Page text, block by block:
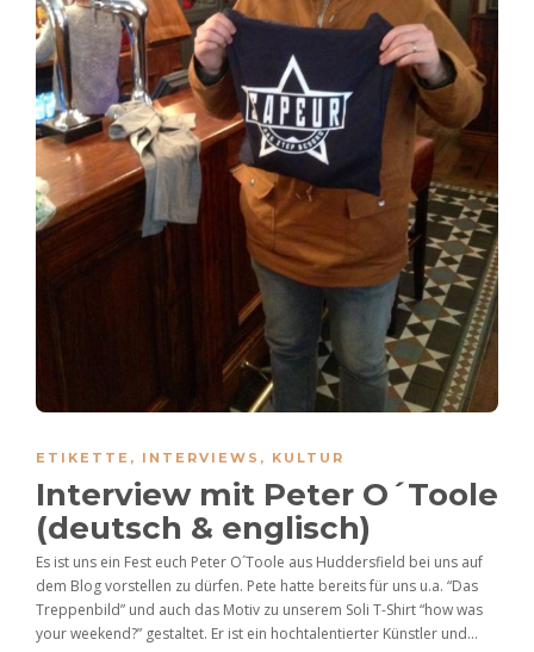
ETIKETTE , INTERVIEWS , KULTUR
Interview mit Peter O´Toole
(deutsch & englisch)
Es ist uns ein Fest euch Peter O´Toole aus Huddersfield bei uns auf
dem Blog vorstellen zu dürfen. Pete hatte bereits für uns u.a. “Das
Treppenbild” und auch das Motiv zu unserem Soli T-Shirt “how was
your weekend?” gestaltet. Er ist ein hochtalentierter Künstler und...